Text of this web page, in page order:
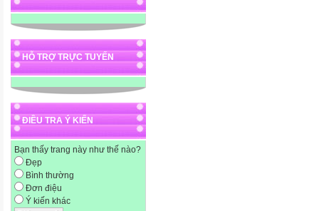
HỖ TRỢ TRỰC TUYẾN
ĐIỀU TRA Ý KIẾN
Bạn thấy trang này như thế nào?
Đẹp
Bình thường
Đơn điệu
Ý kiến khác